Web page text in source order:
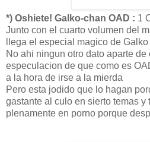
*) Oshiete! Galko-chan OAD : 1
Junto con el cuarto volumen del
llega el especial magico de
No ahi ningun otro dato aparte
especulacion de que como es
a la hora de irse a la mierda
Pero esta jodido que lo hagan
gastante al culo en sierto temas y
plenamente en porno porque